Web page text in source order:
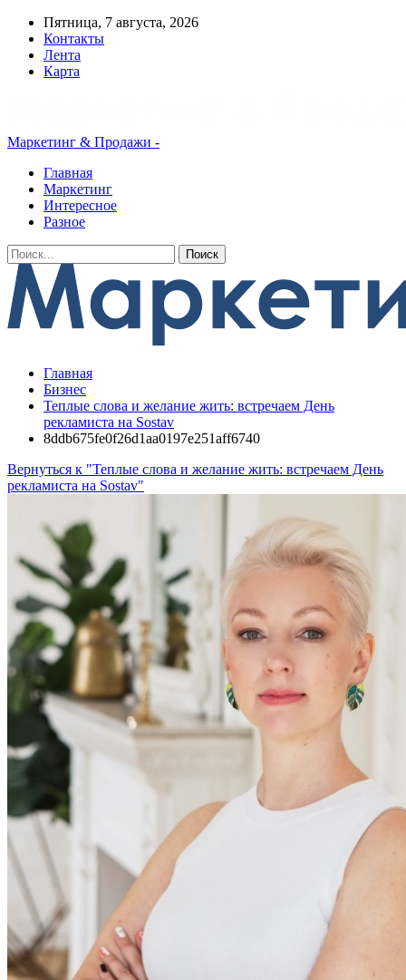
Пятница, 7 августа, 2026
Контакты
Лента
Карта
Маркетинг & Продажи -
Главная
Маркетинг
Интересное
Разное
Главная
Бизнес
Теплые слова и желание жить: встречаем День
рекламиста на Sostav
8ddb675fe0f26d1aa0197e251aff6740
Вернуться к "Теплые слова и желание жить: встречаем День
рекламиста на Sostav"